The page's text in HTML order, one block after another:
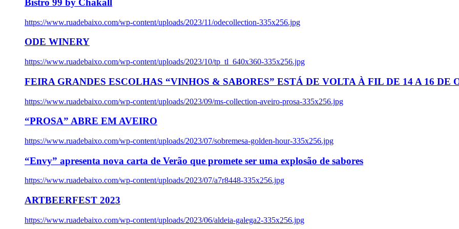
Bistro 99 by Chakall
https://www.ruadebaixo.com/wp-content/uploads/2023/11/odecollection-335x256.jpg
ODE WINERY
https://www.ruadebaixo.com/wp-content/uploads/2023/10/tp_tl_640x360-335x256.jpg
FEIRA GRANDES ESCOLHAS “VINHOS & SABORES” ESTÁ DE VOLTA À FIL DE 14 A 16 DE
https://www.ruadebaixo.com/wp-content/uploads/2023/09/ms-collection-aveiro-prosa-335x256.jpg
“PROSA” ABRE EM AVEIRO
https://www.ruadebaixo.com/wp-content/uploads/2023/07/sobremesa-golden-hour-335x256.jpg
“Envy” apresenta nova carta de Verão que promete ser uma explosão de sabores
https://www.ruadebaixo.com/wp-content/uploads/2023/07/a7r8448-335x256.jpg
ARTBEERFEST 2023
https://www.ruadebaixo.com/wp-content/uploads/2023/06/aldeia-galega2-335x256.jpg